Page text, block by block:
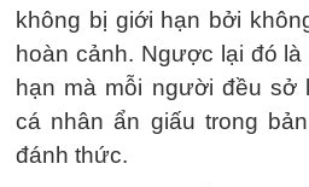
không bị giới hạn bởi
hoàn cảnh. Ngược lại đó
hạn mà mỗi người đều sở
cá nhân ẩn giấu trong
đánh thức.